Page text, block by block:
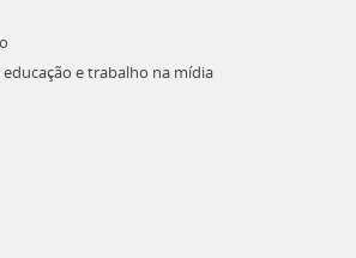
e trabalho na mídia